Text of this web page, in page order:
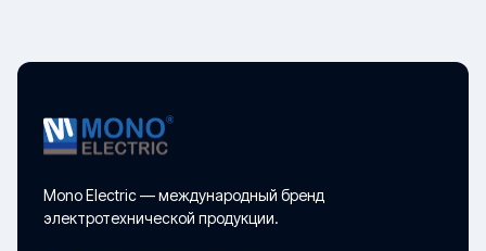
Mono Electric — международный бренд
электротехнической продукции.